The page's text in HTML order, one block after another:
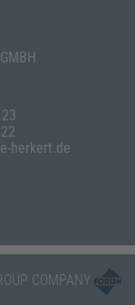
herkert.de
COMPANY